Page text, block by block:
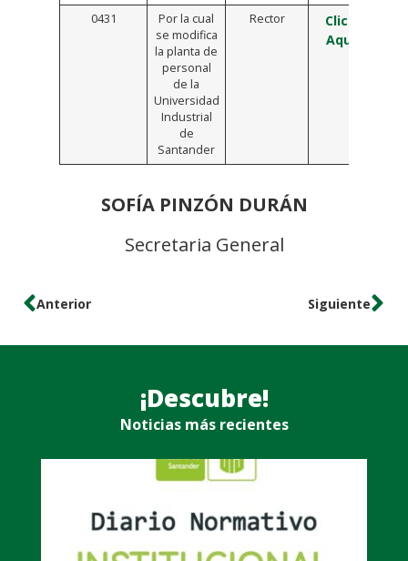
0431
Por la cual
se modifica
la planta de
personal
de la
Universidad
Industrial
de
Santander
Rector
Click
Aquí
SOFÍA PINZÓN DURÁN
Secretaria General
Anterior Siguiente
¡Descubre!
Noticias más recientes